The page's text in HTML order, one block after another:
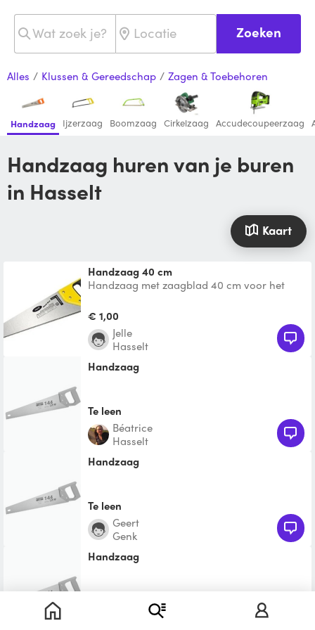
Zoeken
Alles / Klussen & Gereedschap / Zagen & Toebehoren
Handzaag Ijzerzaag Boomzaag Cirkelzaag Accudecoupeerzaag
Handzaag huren van je buren
in Hasselt
Kaart
handzaag 40 cm
Handzaag met zaagblad 40 cm voor het
hout, spaanderplaat,
€ 1,00
Jelle
Hasselt
Handzaag
Te leen
Béatrice
Hasselt
Handzaag
Te leen
Geert
Genk
Handzaag